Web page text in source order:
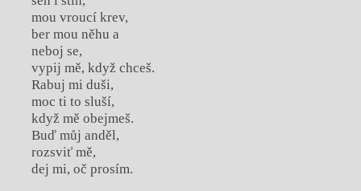
mou vroucí krev,
ber mou něhu a
neboj se,
vypij mě, když chceš.
Rabuj mi duši,
moc ti to sluší,
když mě obejmeš.
Buď můj anděl,
rozsviť mě,
dej mi, oč prosím.